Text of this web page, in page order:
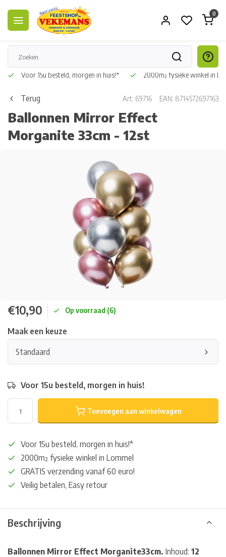
0
Voor 15u besteld, morgen in huis!* 2000m² fysieke winkel in
Terug Art: 69716 EAN: 8714572697163
Ballonnen Mirror Effect
Morganite 33cm - 12st
€10,90 Op voorraad (6)
Maak een keuze
Standaard
Voor 15u besteld, morgen in huis!
Toevoegen aan winkelwagen
Voor 15u besteld, morgen in huis!*
2000m² fysieke winkel in Lommel
GRATIS verzending vanaf 60 euro!
Veilig betalen, Easy retour
Beschrijving
Ballonnen Mirror Effect Morganite33cm. Inhoud: 12